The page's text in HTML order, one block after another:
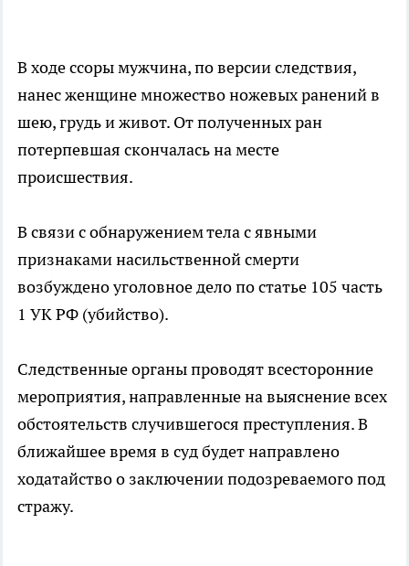
В ходе ссоры мужчина, по версии следствия,
нанес женщине множество ножевых ранений в
шею, грудь и живот. От полученных ран
потерпевшая скончалась на месте
происшествия.
В связи с обнаружением тела с явными
признаками насильственной смерти
возбуждено уголовное дело по статье 105 часть
1 УК РФ (убийство).
Следственные органы проводят всесторонние
мероприятия, направленные на выяснение всех
обстоятельств случившегося преступления. В
ближайшее время в суд будет направлено
ходатайство о заключении подозреваемого под
стражу.